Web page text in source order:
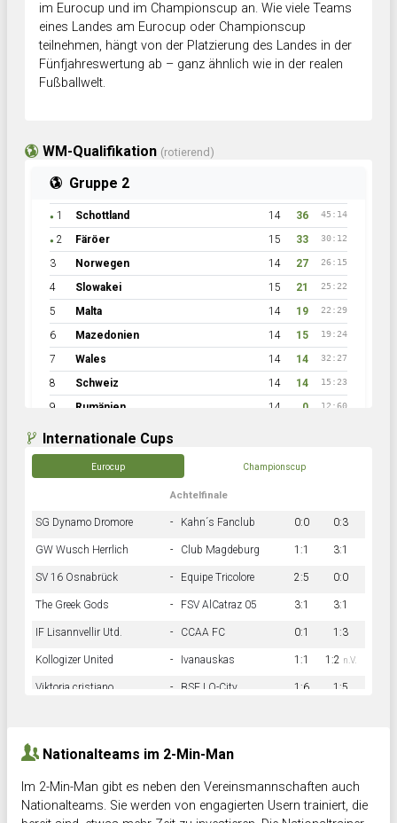
im Eurocup und im Championscup an. Wie viele Teams
eines Landes am Eurocup oder Championscup
teilnehmen, hängt von der Platzierung des Landes in der
Fünfjahreswertung ab – ganz ähnlich wie in der realen
Fußballwelt.
WM-Qualifikation (rotierend)
Gruppe 2
● 1 Schottland 14 36 45:14
● 2 Färöer 15 33 30:12
3 Norwegen 14 27 26:15
4 Slowakei 15 21 25:22
5 Malta 14 19 22:29
6 Mazedonien 14 15 19:24
7 Wales 14 14 32:27
8 Schweiz 14 14 15:23
9 Rumänien 14 0 12:60
Internationale Cups
Eurocup Championscup
Achtelfinale
SG Dynamo Dromore - Kahn´s Fanclub 0:0 0:3
GW Wusch Herrlich - Club Magdeburg 1:1 3:1
SV 16 Osnabrück - Equipe Tricolore 2:5 0:0
The Greek Gods - FSV AlCatraz 05 3:1 3:1
IF Lisannvellir Utd. - CCAA FC 0:1 1:3
Kollogizer United - Ivanauskas 1:1 1:2 n.V.
Viktoria cristiano - BSF LO-City 1:6 1:5
Nationalteams im 2-Min-Man
Im 2-Min-Man gibt es neben den Vereinsmannschaften auch
Nationalteams. Sie werden von engagierten Usern trainiert, die